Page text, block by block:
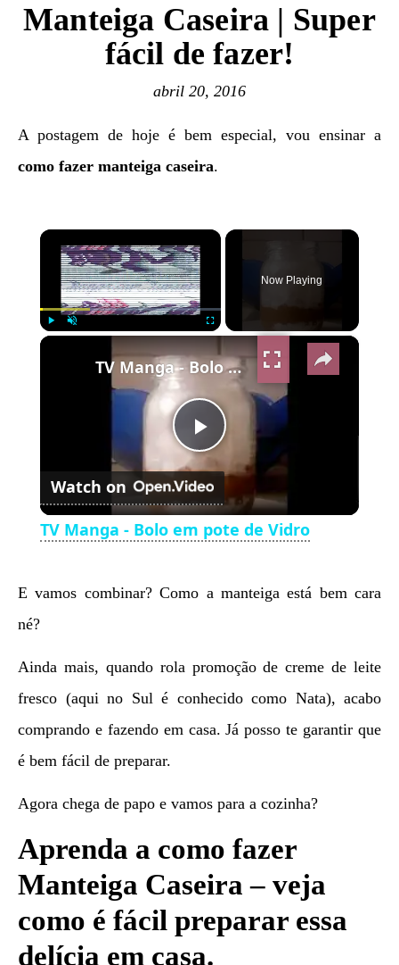
Manteiga Caseira | Super
fácil de fazer!
abril 20, 2016
A postagem de hoje é bem especial, vou ensinar a
como fazer manteiga caseira.
×
Now Playing
×
Play
Video
TV Manga - Bolo em pote de Vidro
Watch on
TV Manga - Bolo em pote de Vidro
E vamos combinar? Como a manteiga está bem cara
né?
Ainda mais, quando rola promoção de creme de leite
fresco (aqui no Sul é conhecido como Nata), acabo
comprando e fazendo em casa. Já posso te garantir que
é bem fácil de preparar.
Agora chega de papo e vamos para a cozinha?
Aprenda a como fazer
Manteiga Caseira – veja
como é fácil preparar essa
delícia em casa.